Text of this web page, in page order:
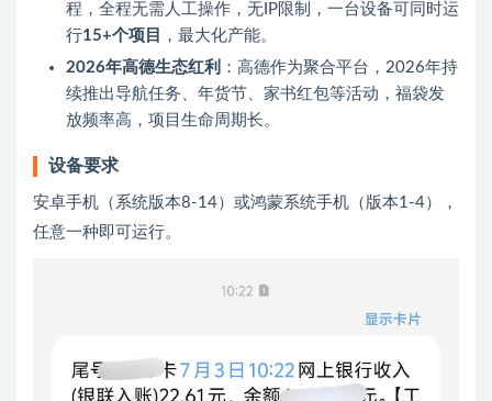
程，全程无需人工操作，无IP限制，一台设备可同时运
行‌15+个项目
‌，最大化产能。
2026年高德生态红利 ‌：高德作为聚合平台，2026年持
续推出导航任务、年货节、家书红包等活动，福袋发
放频率高，项目生命周期长。
设备要求
安卓手机（系统版本8-14）或鸿蒙系统手机（版本1-4），
任意一种即可运行。